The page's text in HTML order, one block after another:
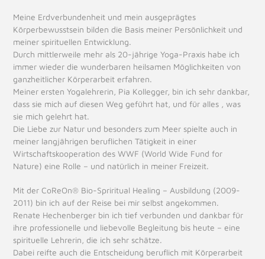
Meine Erdverbundenheit und mein ausgeprägtes
Körperbewusstsein bilden die Basis meiner Persönlichkeit und
meiner spirituellen Entwicklung.
Durch mittlerweile mehr als 20-jährige Yoga-Praxis habe ich
immer wieder die wunderbaren heilsamen Möglichkeiten von
ganzheitlicher Körperarbeit erfahren.
Meiner ersten Yogalehrerin, Pia Kollegger, bin ich sehr dankbar,
dass sie mich auf diesen Weg geführt hat, und für alles , was
sie mich gelehrt hat.
Die Liebe zur Natur und besonders zum Meer spielte auch in
meiner langjährigen beruflichen Tätigkeit in einer
Wirtschaftskooperation des WWF (World Wide Fund for
Nature) eine Rolle – und natürlich in meiner Freizeit.
Mit der CoReOn® Bio-Spriritual Healing – Ausbildung (2009-
2011) bin ich auf der Reise bei mir selbst angekommen.
Renate Hechenberger bin ich tief verbunden und dankbar für
ihre professionelle und liebevolle Begleitung bis heute – eine
spirituelle Lehrerin, die ich sehr schätze.
Dabei reifte auch die Entscheidung beruflich mit Körperarbeit